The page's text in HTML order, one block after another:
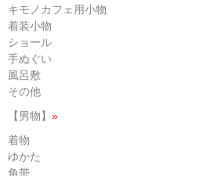
キモノカフェ用小物
着装小物
ショール
手ぬぐい
風呂敷
その他
【男物】 »
着物
ゆかた
角帯